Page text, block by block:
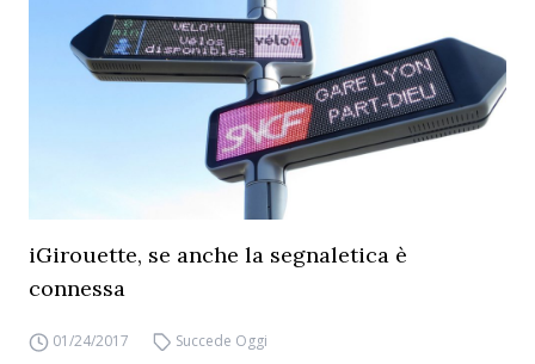
iGirouette, se anche la segnaletica è
connessa
01/24/2017 Succede Oggi